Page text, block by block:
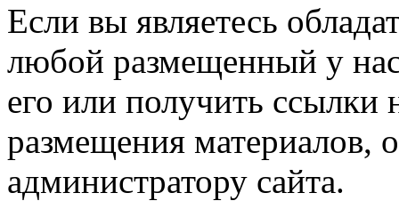
Если вы являетесь
любой размещенный у
его или получить ссылки
размещения материалов,
администратору сайта.